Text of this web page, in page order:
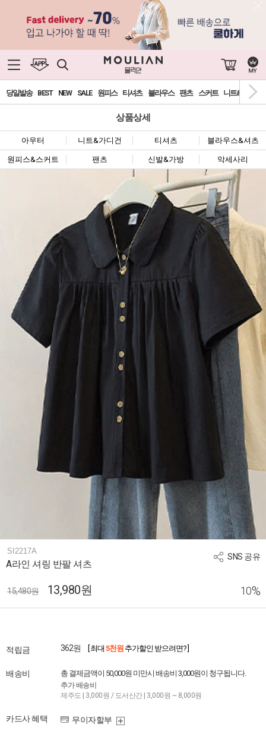
0
당일발송 BEST NEW SALE 원피스 티셔츠 블라우스 팬츠 스커트 니트&가디건
상품상세
아우터 니트&가디건 티셔츠 블라우스&셔츠
원피스&스커트 팬츠 신발&가방 악세사리
SNS 공유
SI2217A
A라인 셔링 반팔 셔츠
15,480원 13,980원 10%
적립금 362원 [ 최대 5천원 추가할인 받으려면? ]
배송비 총 결제금액이 50,000원 미만시 배송비 3,000원이 청구됩니다.
추가 배송비
제주도 | 3,000원 / 도서산간 | 3,000원 ~ 8,000원
카드사 혜택 무이자할부